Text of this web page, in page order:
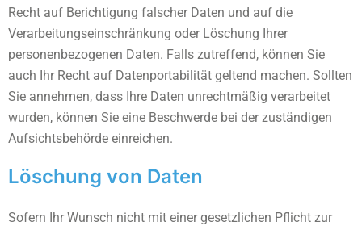
Recht auf Berichtigung falscher Daten und auf die
Verarbeitungseinschränkung oder Löschung Ihrer
personenbezogenen Daten. Falls zutreffend, können Sie
auch Ihr Recht auf Datenportabilität geltend machen. Sollten
Sie annehmen, dass Ihre Daten unrechtmäßig verarbeitet
wurden, können Sie eine Beschwerde bei der zuständigen
Aufsichtsbehörde einreichen.
Löschung von Daten
Sofern Ihr Wunsch nicht mit einer gesetzlichen Pflicht zur